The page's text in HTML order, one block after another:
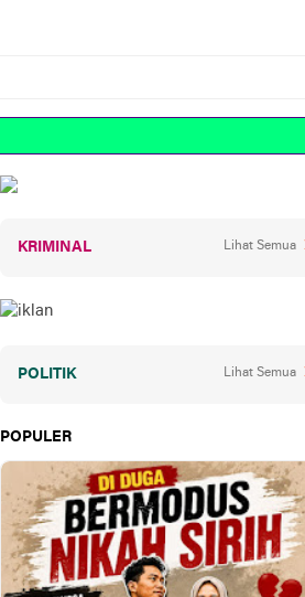
KRIMINAL Lihat Semua
POLITIK Lihat Semua
POPULER